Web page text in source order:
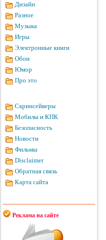
Дизайн
Разное
Музыка
Игры
Электронные книги
Обои
Юмор
Про это
Скринсейверы
Мобилы и КПК
Безопасность
Новости
Фильмы
Disclaimer
Обратная связь
Карта сайта
Реклама на сайте